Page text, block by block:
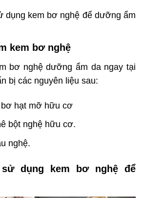
dụng kem bơ nghệ để dưỡng ẩm
kem bơ nghệ
bơ nghệ dưỡng ẩm da ngay tại
bị các nguyên liệu sau:
bơ hạt mỡ hữu cơ
bột nghệ hữu cơ.
nghệ.
dụng kem bơ nghệ để